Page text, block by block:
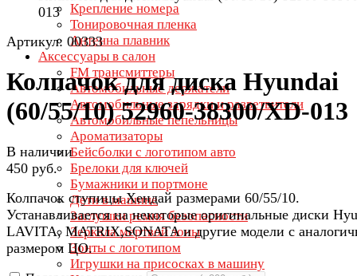
Крепление номера
Тонировочная пленка
Антенна плавник
Аксессуары в салон
FM трансмиттеры
Автомобильные держатели
Автомобильные зарядки и разветвители
Автомобильные пепельницы
Ароматизаторы
Бейсболки с логотипом авто
Брелоки для ключей
Бумажники и портмоне
Дети в машине
Заглушки ремня безопасности
Зеркала мертвой зоны
Зонты с логотипом
Игрушки на присосках в машину
013
Артикул: 00333
Колпачок для диска Hyundai
(60/55/10) 52960-38300/XD-013
В наличии
450 руб.
Колпачок ступицы Хендай размерами 60/55/10.
Устанавливается на некоторые оригинальные диски
LAVITA, MATRIX,SONATA и другие модели с
размером ЦО.